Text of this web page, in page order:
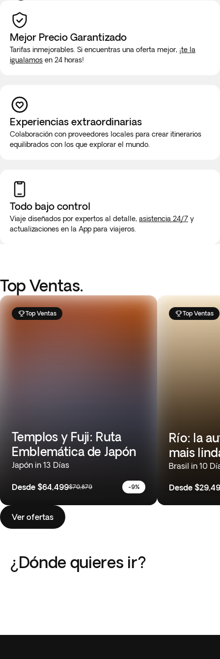
Mejor Precio Garantizado
Tarifas inmejorables. Si encuentras una oferta mejor, ¡te la
igualamos en 24 horas!
Experiencias extraordinarias
Colaboración con proveedores locales para crear itinerarios
equilibrados con los que explorar el mundo.
Todo bajo control
Viaje diseñados por expertos al detalle, asistencia 24/7 y
actualizaciones en la App para viajeros.
Top Ventas.
Top Ventas
Templos y Fuji: Ruta
Emblemática de Japón
Japón in 13 Días
Desde $64,499$70,879 -9%
Top Ventas
Río: la
mais
Brasil in 10
Desde
Ver ofertas
¿Dónde quieres ir?
Perú Argentina